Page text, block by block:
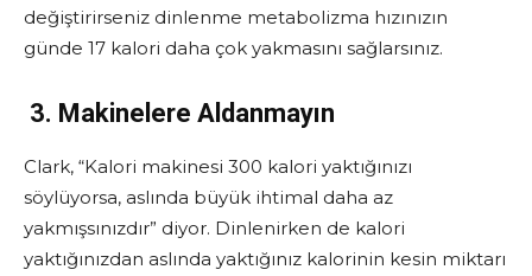
değiştirirseniz dinlenme metabolizma hızınızın
günde 17 kalori daha çok yakmasını sağlarsınız.
3. Makinelere Aldanmayın
Clark, “Kalori makinesi 300 kalori yaktığınızı
söylüyorsa, aslında büyük ihtimal daha az
yakmışsınızdır” diyor. Dinlenirken de kalori
yaktığınızdan aslında yaktığınız kalorinin kesin miktarı